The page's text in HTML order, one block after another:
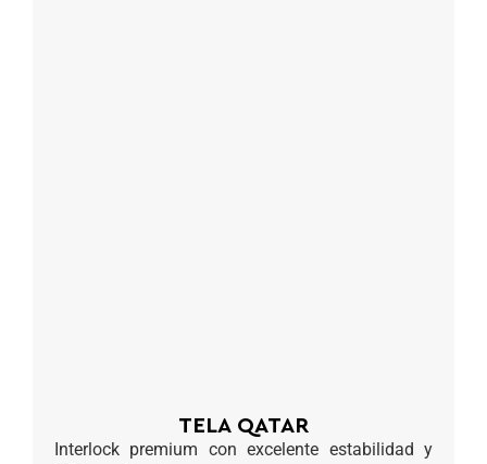
TELA QATAR
Interlock premium con excelente estabilidad y